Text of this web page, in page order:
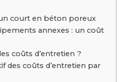
court en béton poreux
annexes : un coût
coûts d’entretien ?
des coûts d’entretien par